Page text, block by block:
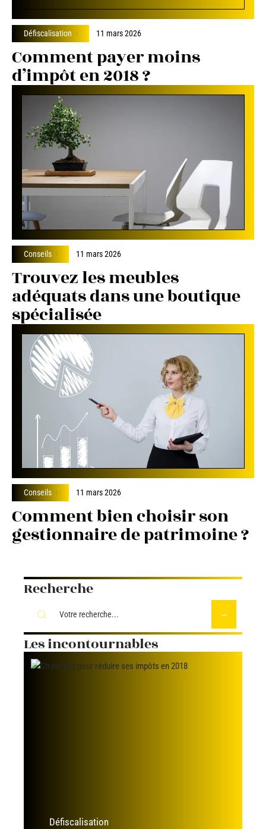
Défiscalisation 11 mars 2026
Comment payer moins
d’impôt en 2018 ?
Conseils 11 mars 2026
Trouvez les meubles
adéquats dans une boutique
spécialisée
Conseils 11 mars 2026
Comment bien choisir son
gestionnaire de patrimoine ?
Recherche
Les incontournables
Défiscalisation